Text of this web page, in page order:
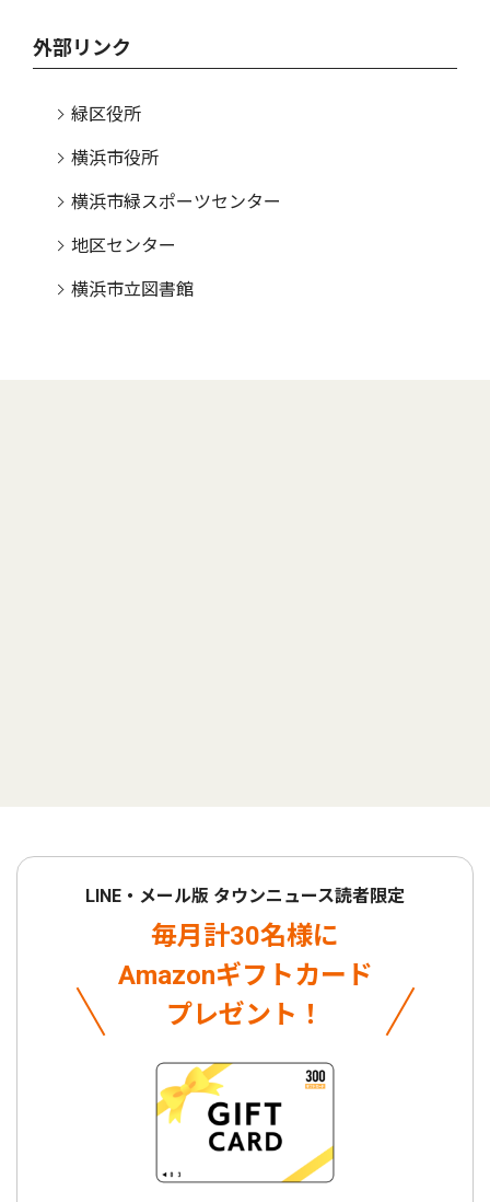
外部リンク
緑区役所
横浜市役所
横浜市緑スポーツセンター
地区センター
横浜市立図書館
LINE・メール版 タウンニュース読者限定
毎月計30名様に
Amazonギフトカード
プレゼント！